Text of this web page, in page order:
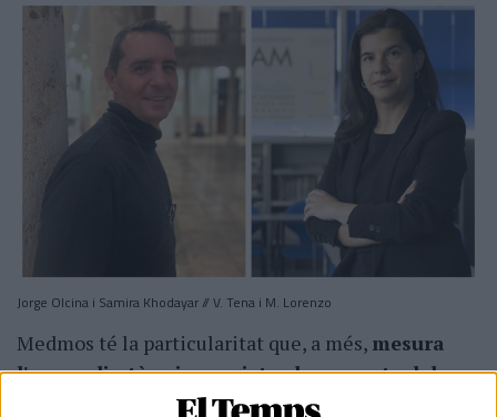
Jorge Olcina i Samira Khodayar // V. Tena i M. Lorenzo
Medmos té la particularitat que, a més, mesura
l'anomalia tèrmica registrada respecte del
període 1991-2020. El mapa és eloqüent